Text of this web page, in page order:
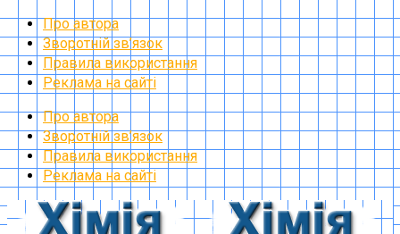
Про автора
Зворотній зв’язок
Правила використання
Реклама на сайті
Про автора
Зворотній зв’язок
Правила використання
Реклама на сайті